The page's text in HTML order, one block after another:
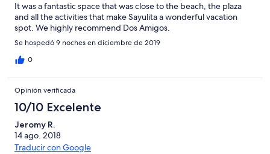
It was a fantastic space that was close to the beach, the plaza
and all the activities that make Sayulita a wonderful vacation
spot. We highly recommend Dos Amigos.
Se hospedó 9 noches en diciembre de 2019
0
Opinión verificada
10/10 Excelente
Jeromy R.
14 ago. 2018
Traducir con Google